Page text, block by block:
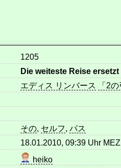
1205
Die weiteste Reise
エディス リンバース
「2の
その, セルフ, パス
18.01.2010, 09:39 Uhr MEZ
heiko